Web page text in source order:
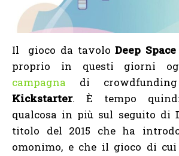
Il gioco da tavoloDeep
proprio in questi giorni
campagna di
Kickstarter. È tempo
qualcosa in più sul seguito di
titolo del 2015 che ha
omonimo, e che il gioco di